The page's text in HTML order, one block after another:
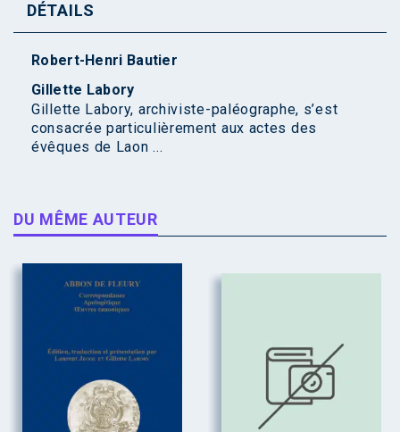
DÉTAILS
Robert-Henri Bautier
Gillette Labory
Gillette Labory, archiviste-paléographe, s’est
consacrée particulièrement aux actes des
évêques de Laon ...
DU MÊME AUTEUR